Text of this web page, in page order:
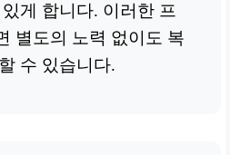
게 합니다. 이러한 프
별도의 노력 없이도 복
수 있습니다.